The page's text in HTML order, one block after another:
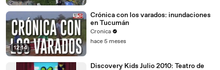
12:14
Crónica con los varados: inundaciones
en Tucumán
Cronica
hace 5 meses
Discovery Kids Julio 2010: Teatro de